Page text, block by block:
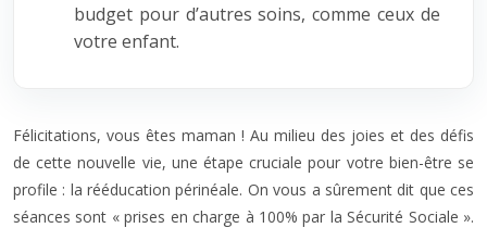
budget pour d’autres soins, comme ceux de
votre enfant.
Félicitations, vous êtes maman ! Au milieu des joies et des défis
de cette nouvelle vie, une étape cruciale pour votre bien-être se
profile : la rééducation périnéale. On vous a sûrement dit que ces
séances sont « prises en charge à 100% par la Sécurité Sociale ».